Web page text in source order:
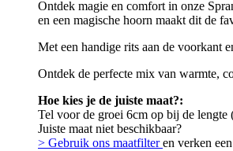
Ontdek magie en comfort in onze
en een magische hoorn maakt dit de
Met een handige rits aan de voorkant
Ontdek de perfecte mix van warmte,
Hoe kies je de juiste maat?:
Tel voor de groei 6cm op bij de lengte
Juiste maat niet beschikbaar?
> Gebruik ons maatfilteren verken